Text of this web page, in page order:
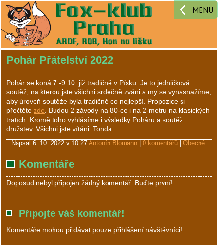
MENU
Pohár Přátelství 2022
Pohár se koná 7.-9.10. již tradičně v Písku. Je to jedničková
soutěž, na kterou jste všichni srdečně zváni a my se vynasnažíme,
aby úroveň soutěže byla tradičně co nejlepší. Propozice si
přečtěte zde. Budou 2 závody na 80-ce i na 2-metru na klasických
tratích. Kromě toho vyhlásíme i výsledky Poháru a soutěž
družstev. Všichni jste vítáni. Tonda
Napsal 6. 10. 2022 v 10:27 Antonín Blomann 0 komentářů Obecné
Komentáře
Doposud nebyl připojen žádný komentář. Buďte první!
Připojte váš komentář!
Komentáře mohou přidávat pouze přihlášení návštěvníci!